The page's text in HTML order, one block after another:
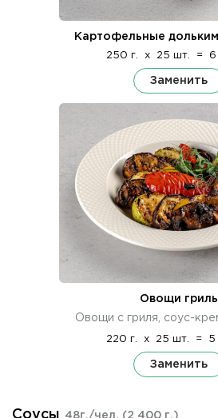
Картофельные
250 г. x 25 шт. = 6
Заменить
Овощи гриль
Овощи с гриля, соус-
220 г. x 25 шт. = 5
Заменить
Соусы 48г./чел. (2 400 г.)